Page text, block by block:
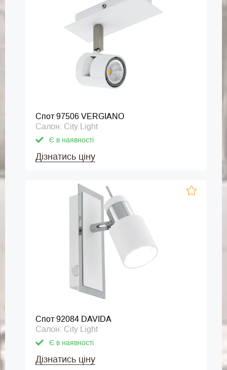
Спот 97506 VERGIANO
Салон: City Light
Є в наявності
Дізнатись ціну
Спот 92084 DAVIDA
Салон: City Light
Є в наявності
Дізнатись ціну